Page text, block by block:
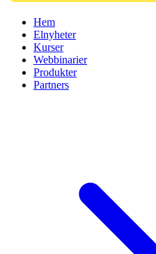
Hem
Elnyheter
Kurser
Webbinarier
Produkter
Partners